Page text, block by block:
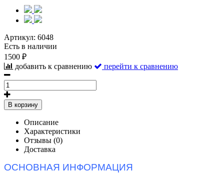
Артикул: 6048
Есть в наличии
1500 ₽
добавить к сравнению
перейти к сравнению
В корзину
Описание
Характеристики
Отзывы (0)
Доставка
ОСНОВНАЯ ИНФОРМАЦИЯ